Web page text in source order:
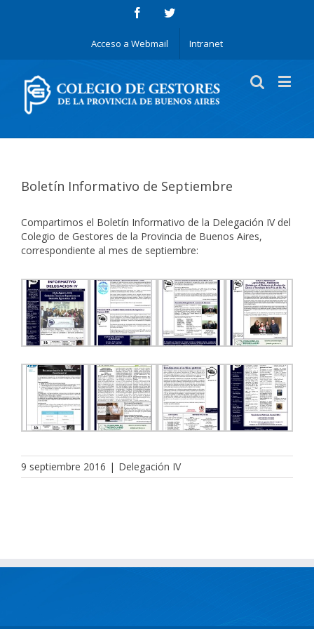
Acceso a Webmail Intranet
Boletín Informativo de Septiembre
Compartimos el Boletín Informativo de la Delegación IV del
Colegio de Gestores de la Provincia de Buenos Aires,
correspondiente al mes de septiembre:
9 septiembre 2016 | Delegación IV